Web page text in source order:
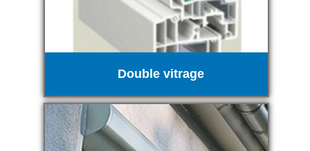
Double vitrage